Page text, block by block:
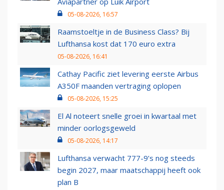
05-08-2026, 16:57
Raamstoeltje in de Business Class? Bij
Lufthansa kost dat 170 euro extra
05-08-2026, 16:41
Cathay Pacific ziet levering eerste Airbus
A350F maanden vertraging oplopen
05-08-2026, 15:25
El Al noteert snelle groei in kwartaal met
minder oorlogsgeweld
05-08-2026, 14:17
Lufthansa verwacht 777-9’s nog steeds
begin 2027, maar maatschappij heeft ook
plan B